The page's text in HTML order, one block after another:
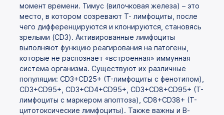
момент времени. Тимус (вилочковая железа) – это
место, в котором созревают Т- лимфоциты, после
чего дифференцируются и клонируются, становясь
зрелыми (CD3). Активированные лимфоциты
выполняют функцию реагирования на патогены,
которые не распознает «встроенная» иммунная
система организма. Существуют их различные
популяции: CD3+CD25+ (T-лимфоциты с фенотипом),
CD3+CD95+, CD3+CD4+CD95+, CD3+CD8+CD95+ (Т-
лимфоциты с маркером апоптоза), CD8+CD38+ (Т-
цитотоксические лимфоциты). Также важны и В-